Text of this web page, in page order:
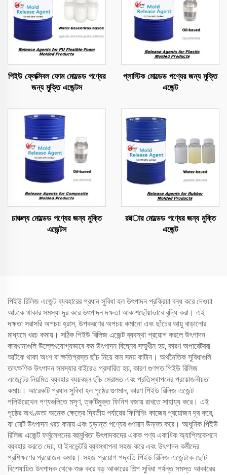
পিইউ ফ্লেক্সিবল ফোম মোল্ডেড পণ্যের
জন্য মুক্তি এজেন্টস
প্লাস্টিক মোল্ডেড পণ্যের জন্য মুক্তি
এজেন্ট
চাঞ্চল্য মোল্ডেড পণ্যের জন্য মুক্তি
এজেন্টস
রबার মোল্ডেড পণ্যের জন্য মুক্তি
এজেন্ট
পিইউ রিলিজ এজেন্ট ব্যবহারের প্রধান সুবিধা হল উৎপাদন প্রক্রিয়া বন্ধ করে দেওয়া
আটকে থাকার সমস্যা দূর করে উৎপাদন দক্ষতা আকাশছোঁয়াভাবে বৃদ্ধি করা। এই
দক্ষতা সরাসরি অপচয় হ্রাস, উপকরণের অপচয় কমানো এবং ছাঁচের আয়ু বাড়ানোর
মাধ্যমে খরচ কমায়। সঠিক পিইউ রিলিজ এজেন্ট ব্যবস্থা প্রয়োগ করলে উৎপাদন
কারখানাগুলি উল্লেখযোগ্যভাবে কম উৎপাদন বিঘ্নের সম্মুখীন হয়, কারণ অপারেটররা
আটকে থাকা অংশ বা ক্ষতিগ্রস্ত ছাঁচ নিয়ে কম সময় কাটান। অর্থনৈতিক সুবিধাগুলি
তাৎক্ষণিক উৎপাদন সমস্যার বাইরেও প্রসারিত হয়, কারণ গুণগত পিইউ রিলিজ
এজেন্টের নিয়মিত ব্যবহার ব্যয়বহুল ছাঁচ মেরামত এবং প্রতিস্থাপনের প্রয়োজনীয়তা
কমায়। আরেকটি প্রধান সুবিধা হল পৃষ্ঠের গুণমান, কারণ পিইউ রিলিজ এজেন্ট
পলিউরেথেন পণ্যগুলিতে মসৃণ, ত্রুটিমুক্ত ফিনিশ বজায় রাখতে সাহায্য করে। এই
পৃষ্ঠের অখণ্ডতা অনেক ক্ষেত্রে দ্বিতীয় পর্যায়ের ফিনিশিং কাজের প্রয়োজন দূর করে,
যা মোট উৎপাদন খরচ কমায় এবং চূড়ান্ত পণ্যের গুণমান উন্নত করে। আধুনিক পিইউ
রিলিজ এজেন্ট ফর্মুলেশনের বহুমুখিতা উৎপাদকদের একক পণ্য একাধিক অ্যাপ্লিকেশনে
ব্যবহার করতে দেয়, যা ইনভেন্টরি ব্যবস্থাপনা সহজ করে এবং উৎপাদন কর্মীদের
প্রশিক্ষণের প্রয়োজন কমায়। সহজ প্রয়োগ পদ্ধতি পিইউ রিলিজ এজেন্টকে ছোট
বিশেষায়িত উৎপাদক থেকে শুরু করে বড় আকারের শিল্প সুবিধা পর্যন্ত সমস্ত আকারের